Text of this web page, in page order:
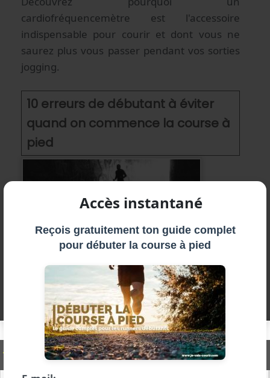
Accès instantané
Reçois gratuitement ton guide complet
pour débuter la course à pied
cardiofréquencemètre est l'accessoire
indispensable pour courir et dont vous ne
saurez plus vous passer pendant vos sorties
jogging.
10 erreurs de débutant à éviter
quand on commence la course à
pied
Découvrez les 10 erreurs à ne pas faire pour
réussir vos débuts en running. Suivez ces
conseils et courir sera bientôt un plaisir.
Articles sur le
même sujet